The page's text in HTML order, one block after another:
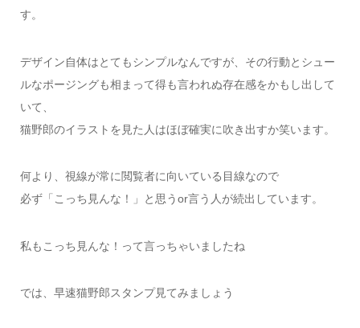
す。
デザイン自体はとてもシンプルなんですが、その行動とシュー
ルなポージングも相まって得も言われぬ存在感をかもし出して
いて、
猫野郎のイラストを見た人はほぼ確実に吹き出すか笑います。
何より、視線が常に閲覧者に向いている目線なので
必ず「こっち見んな！」と思うor言う人が続出しています。
私もこっち見んな！って言っちゃいましたね
では、早速猫野郎スタンプ見てみましょう